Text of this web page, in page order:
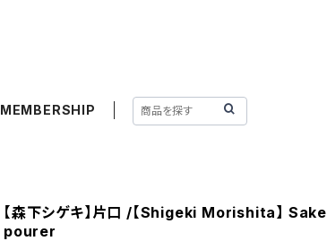
MEMBERSHIP
【森下シゲキ】片口 /【Shigeki Morishita】 Sake
pourer